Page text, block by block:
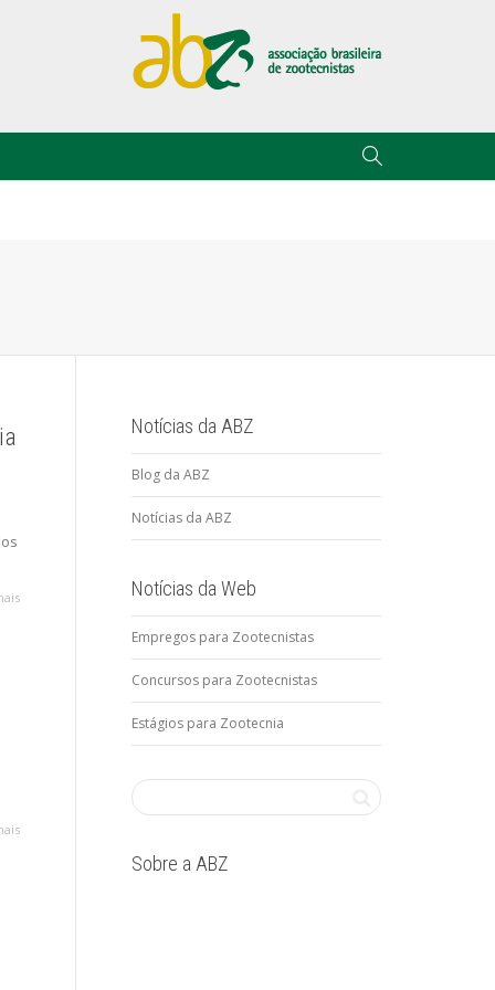
Notícias da ABZ
Blog da ABZ
Notícias da ABZ
Notícias da Web
Empregos para Zootecnistas
Concursos para Zootecnistas
Estágios para Zootecnia
Sobre a ABZ